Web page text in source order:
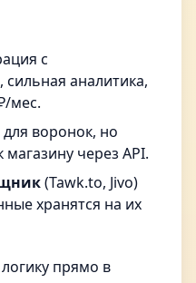
с
аналитика,
мес.
воронок, но
через API.
(Tawk.to, Jivo)
хранятся на их
прямо в